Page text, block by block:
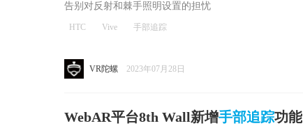
告别对反射和棘手照明设置的担忧
HTC Vive 手部追踪
VR陀螺 2023年07月28日
WebAR平台8th Wall新增手部追踪功能